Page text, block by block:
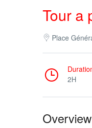
Tour a
Place
2H
Overview